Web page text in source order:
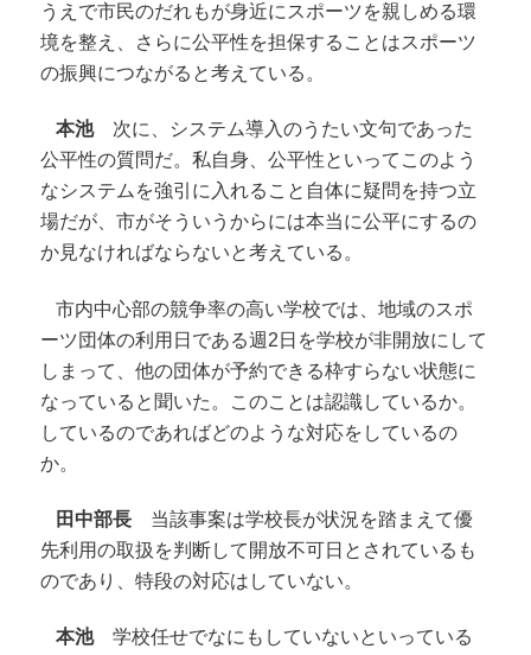
うえで市民のだれもが身近にスポーツを親しめる環
境を整え、さらに公平性を担保することはスポーツ
の振興につながると考えている。
本池 次に、システム導入のうたい文句であった
公平性の質問だ。私自身、公平性といってこのよう
なシステムを強引に入れること自体に疑問を持つ立
場だが、市がそういうからには本当に公平にするの
か見なければならないと考えている。
市内中心部の競争率の高い学校では、地域のスポ
ーツ団体の利用日である週2日を学校が非開放にして
しまって、他の団体が予約できる枠すらない状態に
なっていると聞いた。このことは認識しているか。
しているのであればどのような対応をしているの
か。
田中部長 当該事案は学校長が状況を踏まえて優
先利用の取扱を判断して開放不可日とされているも
のであり、特段の対応はしていない。
本池学校任せでなにもしていないといっている